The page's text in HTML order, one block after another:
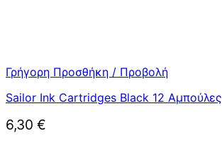
Γρήγορη Προσθήκη / Προβολή
Sailor Ink Cartridges Black 12 Αμπούλες
6,30 €